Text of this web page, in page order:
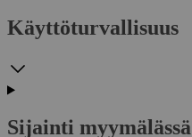
Käyttöturvallisuus
Sijainti myymälässä